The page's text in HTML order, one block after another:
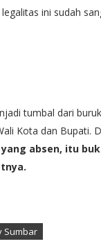
ini sudah
tumbal dari
Kota dan Bupati.
absen, itu
Sumbar